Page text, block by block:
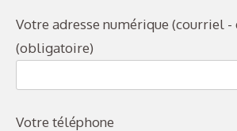
Votre adresse numérique (courriel -
(obligatoire)
Votre téléphone